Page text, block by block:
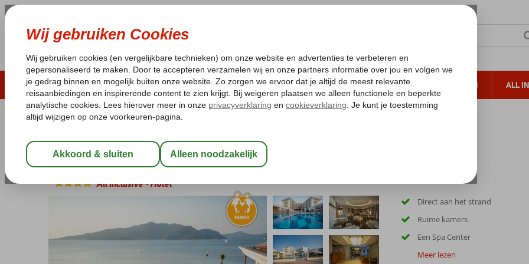
ZOMER 2026 LAST MINUTES WINTERZON ZONVAKANTIES VERRE REIZEN ALL
Laagsteprijsgarantie* Geen fueltoeslag Gratis annuleren*
Home
Turkije Egeische kust Marmaris Marmaris-Centrum Pasa Garden Beach Hotel
Pasa Garden Beach Hotel
All Inclusive-Hotel
Direct aan het strand
Ruime kamers
Een Spa Center
Meer lezen